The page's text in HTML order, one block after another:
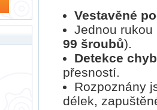
Vestavěné
Jednou rukou
99 šroubů).
Detekce
přesností.
Rozpoznány
délek,